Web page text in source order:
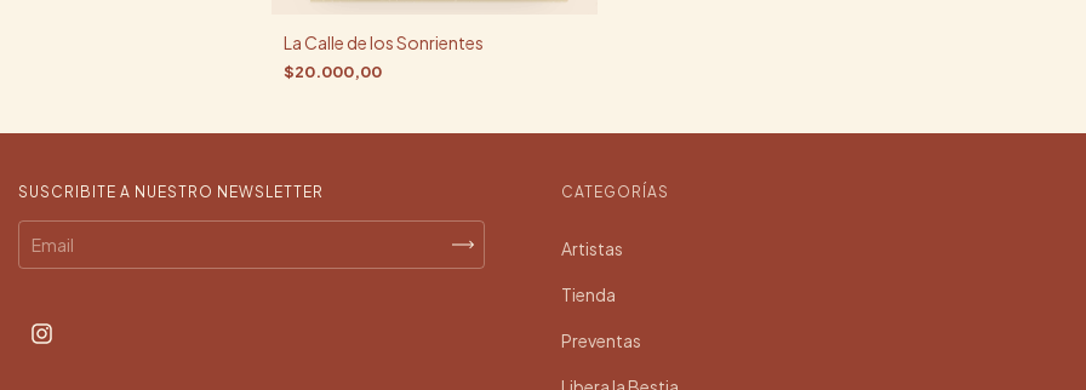
La Calle de los Sonrientes
$20.000,00
SUSCRIBITE A NUESTRO NEWSLETTER CATEGORÍAS
Artistas
Tienda
Preventas